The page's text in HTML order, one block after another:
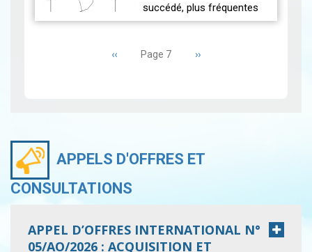
succédé, plus fréquentes
qu’à l’ordinaire sur les
centre. Elles se sont
Page
précédente
‹‹ Page 7 Page
››
APPELS D'OFFRES ET
CONSULTATIONS
APPEL D’OFFRES INTERNATIONAL N°
05/AO/2026 : ACQUISITION ET